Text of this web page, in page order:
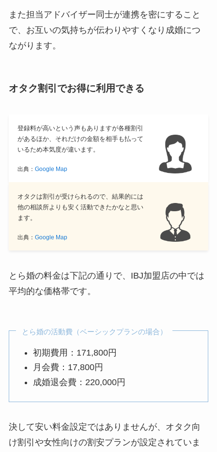
また担当アドバイザー同士が連携を密にすること
で、お互いの気持ちが伝わりやすくなり成婚につ
ながります。
オタク割引でお得に利用できる
登録料が高いという声もありますが各種割引
があるほか、それだけの金額を相手も払って
いるため本気度が違います。
出典： Google Map
オタクは割引が受けられるので、結果的には
他の相談所よりも安く活動できたかなと思い
ます。
出典： Google Map
とら婚の料金は下記の通りで、IBJ加盟店の中では
平均的な価格帯です。
とら婚の活動費（ベーシックプランの場合）
初期費用：171,800円
月会費：17,800円
成婚退会費：220,000円
決して安い料金設定ではありませんが、オタク向
け割引や女性向けの割安プランが設定されていま